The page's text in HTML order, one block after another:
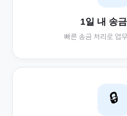
1일 내 송
빠른 송금 처리로 업
🔒